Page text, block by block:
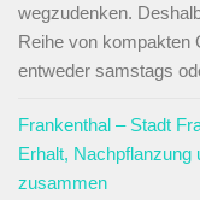
wegzudenken.
Reihe von kompakten
entweder samstags
Frankenthal – Stadt
Erhalt, Nachpflanzung
zusammen